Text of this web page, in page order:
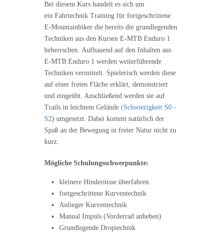
Bei diesem Kurs handelt es sich um
ein Fahrtechnik Training für fortgeschrittene
E-Mountainbiker die bereits die grundlegenden
Techniken aus den Kursen E-MTB Enduro 1
beherrschen. Aufbauend auf den Inhalten aus
E-MTB Enduro 1 werden weiterführende
Techniken vermittelt. Spielerisch werden diese
auf einer freien Fläche erklärt, demonstriert
und eingeübt. Anschließend werden sie auf
Trails in leichtem Gelände (Schwierigkeit S0 -
S2) umgesetzt. Dabei kommt natürlich der
Spaß an der Bewegung in freier Natur nicht zu
kurz.
Mögliche Schulungsschwerpunkte:
kleinere Hindernisse überfahren
fortgeschrittene Kurventechnik
Anlieger Kurventechnik
Manual Impuls (Vorderrad anheben)
Grundlegende Droptechnik